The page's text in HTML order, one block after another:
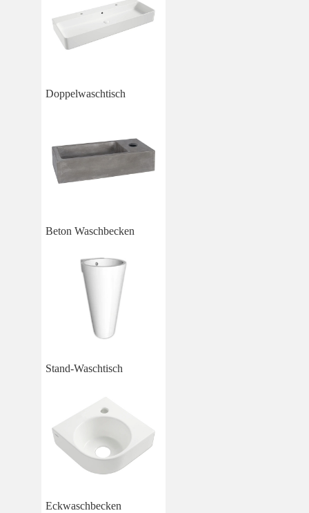
Doppelwaschtisch
Beton Waschbecken
Stand-Waschtisch
Eckwaschbecken